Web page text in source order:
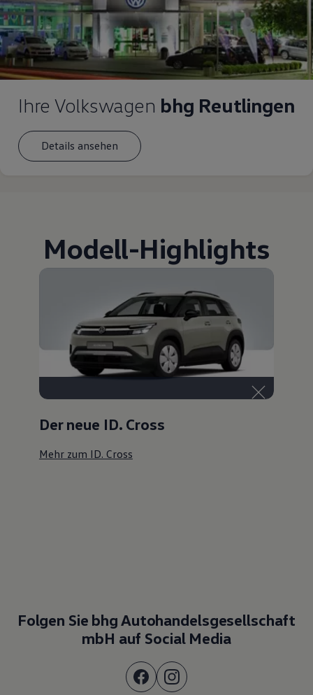
Ihre Volkswagen bhg Reutlingen
Details ansehen
Modell-Highlights
Der neue ID. Cross
Mehr zum ID. Cross
Folgen Sie bhg Autohandelsgesellschaft
mbH auf Social Media